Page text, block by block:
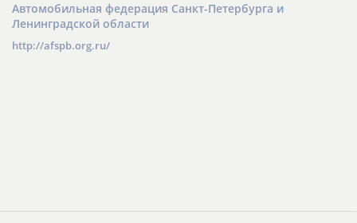
Автомобильная федерация Санкт-Петербурга и
Ленинградской области
http://afspb.org.ru/